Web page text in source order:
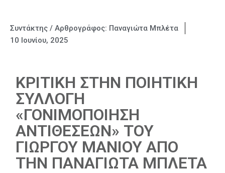
Συντάκτης / Αρθρογράφος: Παναγιώτα Μπλέτα
10 Ιουνίου, 2025
ΚΡΙΤΙΚΗ ΣΤΗΝ ΠΟΙΗΤΙΚΗ
ΣΥΛΛΟΓΗ
«ΓΟΝΙΜΟΠΟΙΗΣΗ
ΑΝΤΙΘΕΣΕΩΝ» ΤΟΥ
ΓΙΩΡΓΟΥ ΜΑΝΙΟΥ ΑΠΟ
ΤΗΝ ΠΑΝΑΓΙΩΤΑ ΜΠΛΕΤΑ